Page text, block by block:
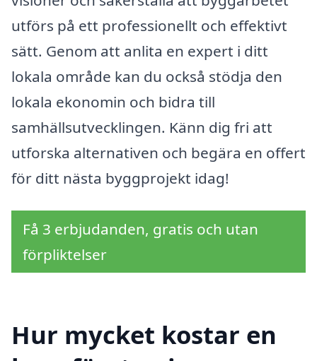
utförs på ett professionellt och effektivt
sätt. Genom att anlita en expert i ditt
lokala område kan du också stödja den
lokala ekonomin och bidra till
samhällsutvecklingen. Känn dig fri att
utforska alternativen och begära en offert
för ditt nästa byggprojekt idag!
Få 3 erbjudanden, gratis och utan
förpliktelser
Hur mycket kostar en